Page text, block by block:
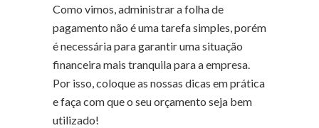
Como vimos, administrar a folha de
pagamento não é uma tarefa simples, porém
é necessária para garantir uma situação
financeira mais tranquila para a empresa.
Por isso, coloque as nossas dicas em prática
e faça com que o seu orçamento seja bem
utilizado!